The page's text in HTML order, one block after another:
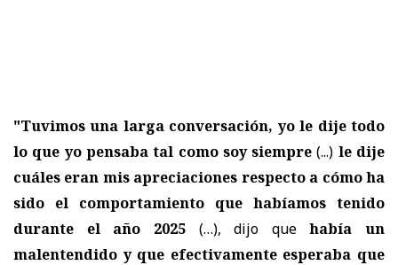
"Tuvimos una larga conversación, yo le dije todo
lo que yo pensaba tal como soy siempre (...) le dije
cuáles eran mis apreciaciones respecto a cómo ha
sido el comportamiento que habíamos tenido
durante el año 2025 (…), dijo quehabía un
malentendido y que efectivamente esperaba que